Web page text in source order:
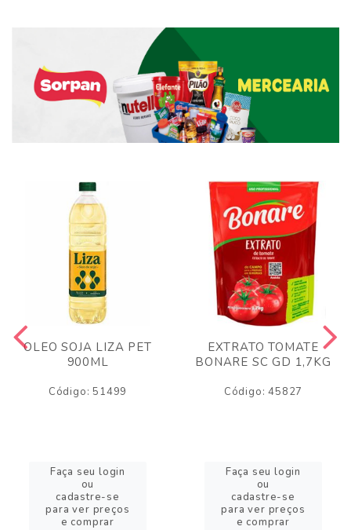
OLEO SOJA LIZA PET
900ML
Código: 51499
Faça seu login
ou
cadastre-se
para ver preços
e comprar
EXTRATO TOMATE
BONARE SC GD 1,7KG
Código: 45827
Faça seu login
ou
cadastre-se
para ver preços
e comprar